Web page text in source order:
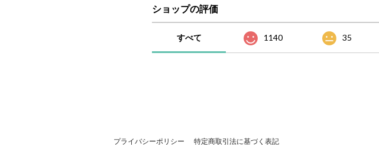
ショップの評価
すべて 1140 35
プライバシーポリシー 特定商取引法に基づく表記